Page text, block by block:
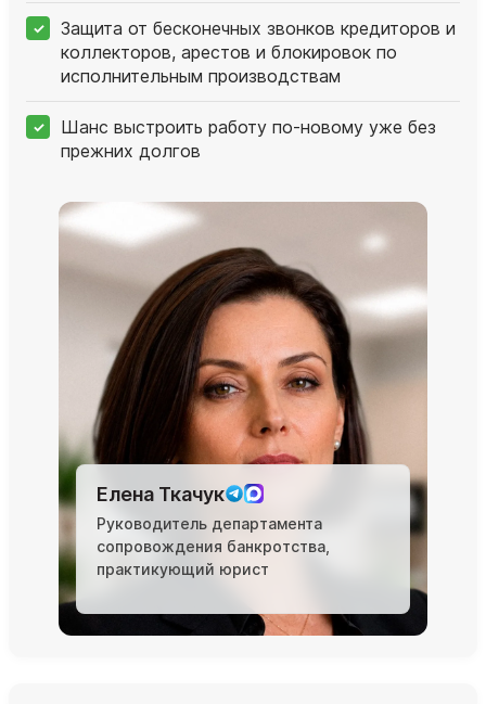
Защита от бесконечных звонков кредиторов и
коллекторов, арестов и блокировок по
исполнительным производствам
Шанс выстроить работу по‑новому уже без
прежних долгов
Елена Ткачук
Руководитель департамента
сопровождения банкротства,
практикующий юрист